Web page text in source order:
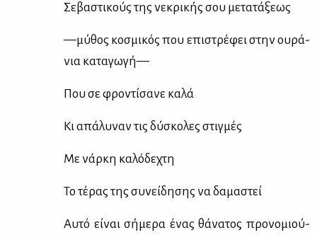
Σε­βα­στι­κούς της νε­κρι­κής σου με­τα­τά­ξε­ως
—μύ­θος κο­σμι­κός που επι­στρέ­φει στην ου­ρά­
νια κα­τα­γω­γή—
Που σε φρο­ντί­σα­νε κα­λά
Κι απά­λυ­ναν τις δύ­σκο­λες στιγ­μές
Με νάρ­κη κα­λό­δε­χτη
Το τέ­ρας της συ­νεί­δη­σης να δα­μα­στεί
Αυ­τό εί­ναι σή­με­ρα ένας θά­να­τος προ­νο­μιού­